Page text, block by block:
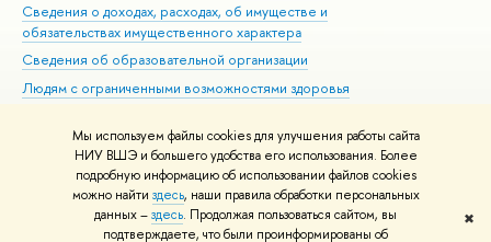
Мы используем файлы cookies для улучшения работы сайта
НИУ ВШЭ и большего удобства его использования. Более
подробную информацию об использовании файлов cookies
можно найти здесь, наши правила обработки персональных
данных –здесь. Продолжая пользоваться сайтом, вы
подтверждаете, что были проинформированы об
✖
Сведения о доходах, расходах, об имуществе и
обязательствах имущественного характера
Сведения об образовательной организации
Людям с ограниченными возможностями здоровья
Работа в Вышке